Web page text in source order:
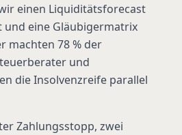
einen Liquiditätsforecast
und eine Gläubigermatrix
machten 78 % der
und
die Insolvenzreife parallel
Zahlungsstopp, zwei